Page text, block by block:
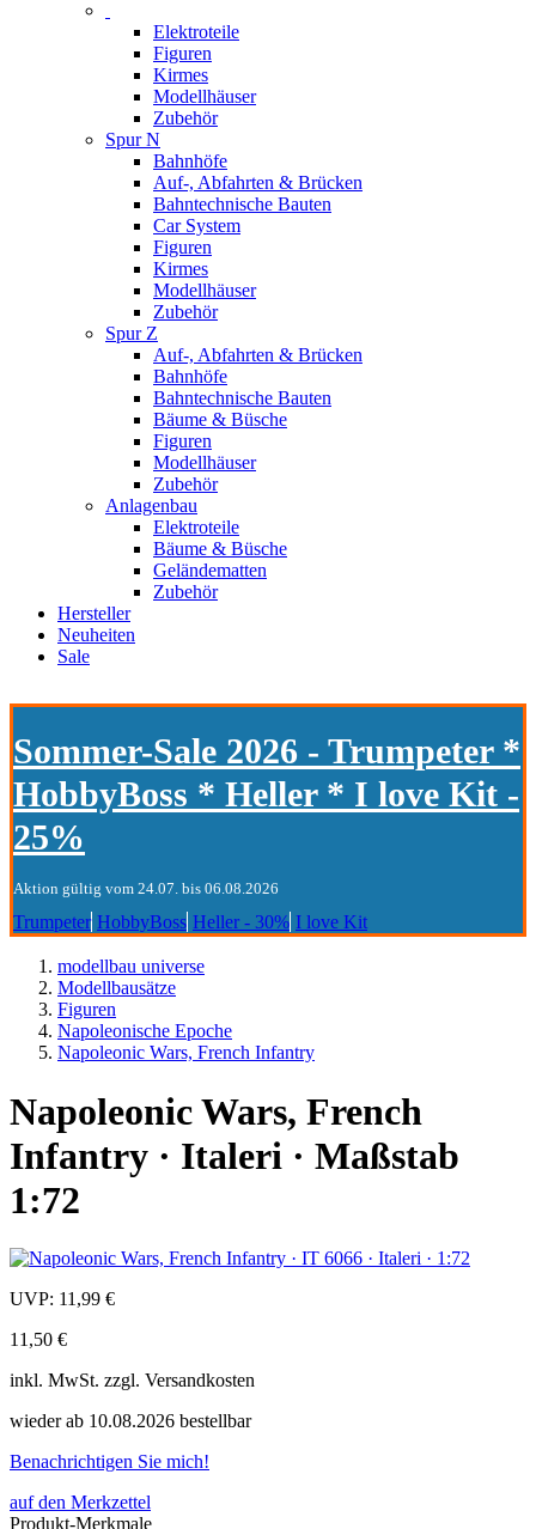
Elektroteile
Figuren
Kirmes
Modellhäuser
Zubehör
Spur N
Bahnhöfe
Auf-, Abfahrten & Brücken
Bahntechnische Bauten
Car System
Figuren
Kirmes
Modellhäuser
Zubehör
Spur Z
Auf-, Abfahrten & Brücken
Bahnhöfe
Bahntechnische Bauten
Bäume & Büsche
Figuren
Modellhäuser
Zubehör
Anlagenbau
Elektroteile
Bäume & Büsche
Geländematten
Zubehör
Hersteller
Neuheiten
Sale
Sommer-Sale 2026 - Trumpeter *
HobbyBoss * Heller * I love Kit -
25%
Aktion gültig vom 24.07. bis 06.08.2026
Trumpeter HobbyBoss Heller - 30% I love Kit
modellbau universe
Modellbausätze
Figuren
Napoleonische Epoche
Napoleonic Wars, French Infantry
Napoleonic Wars, French
Infantry · Italeri · Maßstab
1:72
UVP: 11,99 €
11,50 €
inkl. MwSt. zzgl. Versandkosten
wieder ab 10.08.2026 bestellbar
Benachrichtigen Sie mich!
auf den Merkzettel
Produkt-Merkmale